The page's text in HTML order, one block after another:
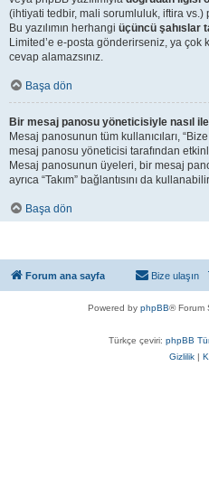
(ihtiyati tedbir, mali sorumluluk, iftira
Bu yazılımın herhangi üçüncü şahıslar
Limited’e e-posta gönderirseniz, ya çok
cevap alamazsınız.
Başa dön
Bir mesaj panosu yöneticisiyle nasıl
Mesaj panosunun tüm kullanıcıları,
mesaj panosu yöneticisi tarafından
Mesaj panosunun üyeleri, bir mesaj
ayrıca “Takım” bağlantısını da
Başa dön
Forum ana sayfa Bize ulaşın
Powered by phpBB® Forum
Türkçe çeviri: phpBB
Gizlilik |